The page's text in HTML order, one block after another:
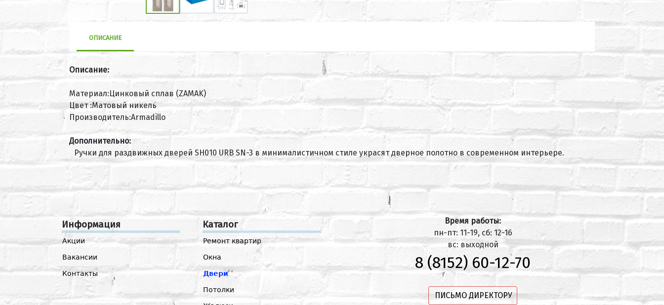
ОПИСАНИЕ
Описание:
Материал:Цинковый сплав (ZAMAK)
Цвет :Матовый никель
Производитель:Armadillo
Дополнительно:
Ручки для раздвижных дверей SH010 URB SN-3 в минималистичном стиле украсят дверное полотно в современном интерьере.
Информация
Акции
Вакансии
Контакты
Каталог
Ремонт квартир
Окна
Двери
Потолки
Время работы:
пн-пт: 11-19, сб: 12-16
вс: выходной
8 (8152) 60-12-70
ПИСЬМО ДИРЕКТОРУ